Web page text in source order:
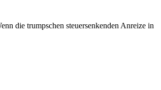
die trumpschen steuersenkenden Anreize in